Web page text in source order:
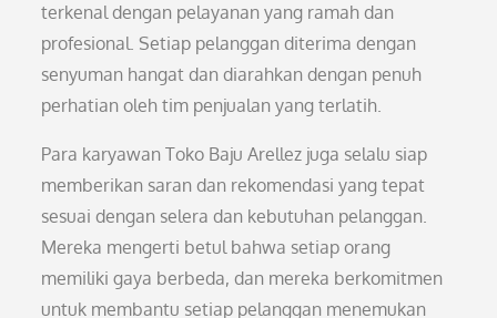
terkenal dengan pelayanan yang ramah dan
profesional. Setiap pelanggan diterima dengan
senyuman hangat dan diarahkan dengan penuh
perhatian oleh tim penjualan yang terlatih.
Para karyawan Toko Baju Arellez juga selalu siap
memberikan saran dan rekomendasi yang tepat
sesuai dengan selera dan kebutuhan pelanggan.
Mereka mengerti betul bahwa setiap orang
memiliki gaya berbeda, dan mereka berkomitmen
untuk membantu setiap pelanggan menemukan